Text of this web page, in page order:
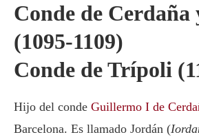
Conde de Cerdaña
(1095-1109)
Conde de Trípoli
Hijo del conde Guillermo I de
Barcelona. Es llamado Jordán (